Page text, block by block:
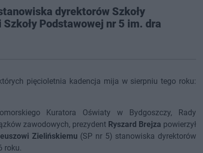
dyrektorów Szkoły
Podstawowej nr 5 im. dra
pięcioletnia kadencja mija w sierpniu tego roku:
Kuratora Oświaty w Bydgoszczy, Rady
zawodowych, prezydent Ryszard Brejza powierzył
Zielińskiemu (SP nr 5) stanowiska dyrektorów
roku.